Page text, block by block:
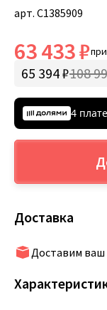
арт. С1385909
63 433 ₽
65 394 ₽108
4
Доставка
Доставим ваш